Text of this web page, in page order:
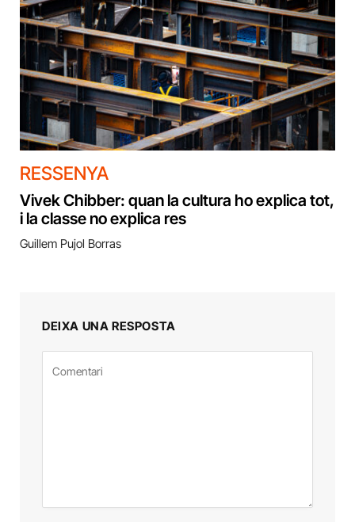
RESSENYA
Vivek Chibber: quan la cultura ho explica tot,
i la classe no explica res
Guillem Pujol Borras
DEIXA UNA RESPOSTA